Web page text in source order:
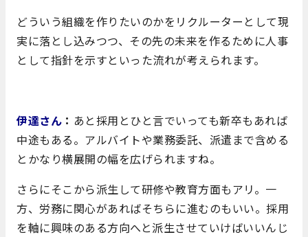
どういう組織を作りたいのかをリクルーターとして現
実に落とし込みつつ、その先の未来を作るために人事
として指針を示すといった流れが考えられます。
伊達さん ： あと採用とひと言でいっても新卒もあれば
中途もある。アルバイトや業務委託、派遣まで含める
とかなり横展開の幅を広げられますね。
さらにそこから派生して研修や教育方面もアリ。一
方、労務に関心があればそちらに進むのもいい。採用
を軸に興味のある方向へと派生させていけばいいんじ